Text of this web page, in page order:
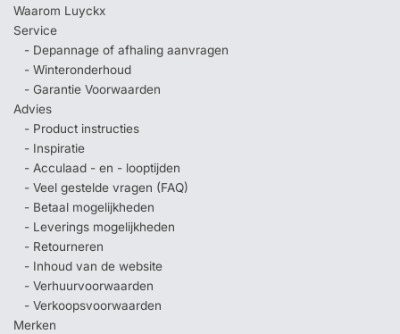
Waarom Luyckx
Service
- Depannage of afhaling aanvragen
- Winteronderhoud
- Garantie Voorwaarden
Advies
- Product instructies
- Inspiratie
- Acculaad - en - looptijden
- Veel gestelde vragen (FAQ)
- Betaal mogelijkheden
- Leverings mogelijkheden
- Retourneren
- Inhoud van de website
- Verhuurvoorwaarden
- Verkoopsvoorwaarden
Merken